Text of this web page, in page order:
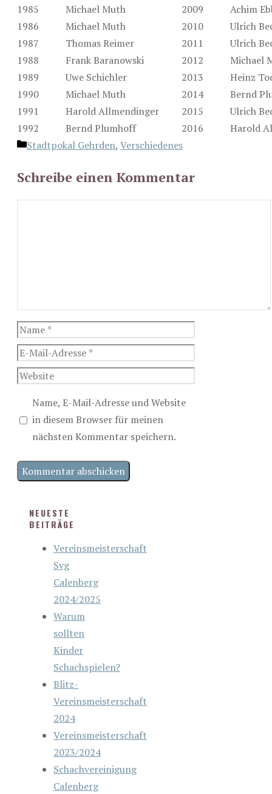
1985
Michael Muth 2009
Achim
1986
Michael Muth 2010
Ulrich
1987
Thomas Reimer 2011
Ulrich
1988
Frank Baranowski 2012
Michael
1989
Uwe Schichler 2013
Heinz
1990
Michael Muth 2014
Bernd
1991
Harold Allmendinger 2015
Ulrich
1992
Bernd Plumhoff 2016
Harold
Kategorien
Stadtpokal Gehrden, Verschiedenes
Schreibe einen Kommentar
Name
E-
Mail-
Adresse
Website
Name, E-Mail-Adresse und Website
in diesem Browser für meinen
nächsten Kommentar speichern.
NEUESTE
BEITRÄGE
Vereinsmeisterschaft
Svg
Calenberg
2024/2025
Warum
sollten
Kinder
Schachspielen?
Blitz-
Vereinsmeisterschaft
2024
Vereinsmeisterschaft
2023/2024
Schachvereinigung
Calenberg